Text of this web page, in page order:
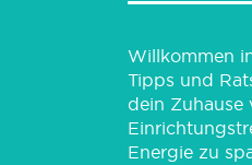
Willkommen
Tipps und
dein Zuhause
Energie zu